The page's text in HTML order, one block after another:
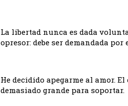
La libertad nunca es dada
opresor: debe ser demandada
He decidido apegarme al amor.
demasiado grande para soportar.